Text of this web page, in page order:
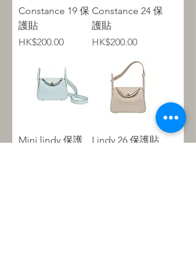
Constance 19 保
護貼
Price
HK$200.00
Constance 24 保
護貼
Price
HK$200.00
Mini lindy 保護
Lindy 26 保護貼